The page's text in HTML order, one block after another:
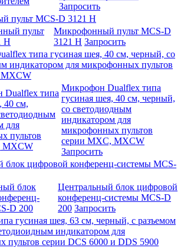
Запросить
пульт MCS-D 3121 H
Микрофонный пульт MCS-D
3121 H Запросить
типа гусиная шея, 40 cм, черный, со
индикатором для микрофонных пультов
Микрофон Dualflex типа
гусиная шея, 40 cм, черный,
со светодиодным
индикатором для
микрофонных пультов
серии MXC, MXCW
Запросить
блок цифровой конференц-системы MCS-
Центральный блок цифровой
конференц-системы MCS-D
200 Запросить
гусиная шея, 63 cм, черный, с разъемом
индикатором для
пультов серии DCS 6000 и DDS 5900